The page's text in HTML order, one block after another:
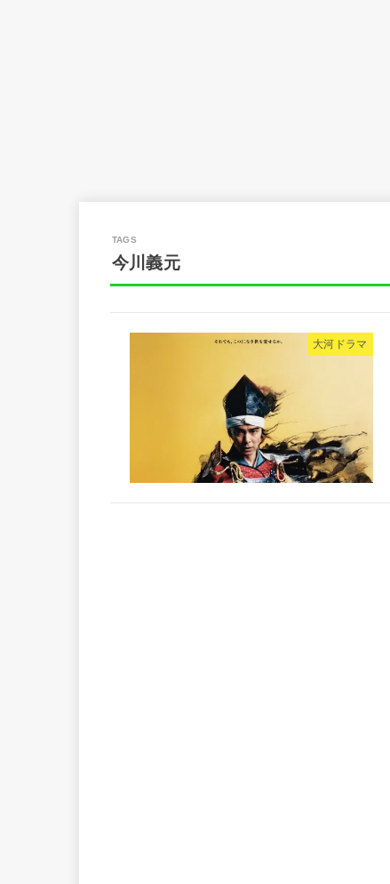
今川義元
大河ドラマ